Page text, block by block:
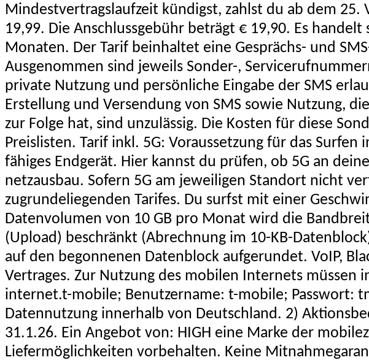
Mindestvertragslaufzeit kündigst, zahlst du ab dem
19,99. Die Anschlussgebühr beträgt € 19,90. Es
Monaten. Der Tarif beinhaltet eine Gesprächs- und
Ausgenommen sind jeweils Sonder-,
private Nutzung und persönliche Eingabe der SMS
Erstellung und Versendung von SMS sowie Nutzung,
zur Folge hat, sind unzulässig. Die Kosten für diese
Preislisten. Tarif inkl. 5G: Voraussetzung für das
fähiges Endgerät. Hier kannst du prüfen, ob 5G an
netzausbau. Sofern 5G am jeweiligen Standort nicht
zugrundeliegenden Tarifes. Du surfst mit einer
Datenvolumen von 10 GB pro Monat wird die
(Upload) beschränkt (Abrechnung im 10-KB-
auf den begonnenen Datenblock aufgerundet. VoIP,
Vertrages. Zur Nutzung des mobilen Internets müssen
internet.t-mobile; Benutzername: t-mobile; Passwort:
Datennutzung innerhalb von Deutschland. 2)
31.1.26. Ein Angebot von: HIGH eine Marke der
Liefermöglichkeiten vorbehalten. Keine